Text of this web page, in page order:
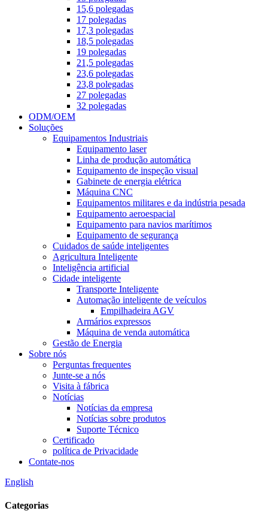
15,6 polegadas
17 polegadas
17,3 polegadas
18,5 polegadas
19 polegadas
21,5 polegadas
23,6 polegadas
23,8 polegadas
27 polegadas
32 polegadas
ODM/OEM
Soluções
Equipamentos Industriais
Equipamento laser
Linha de produção automática
Equipamento de inspeção visual
Gabinete de energia elétrica
Máquina CNC
Equipamentos militares e da indústria pesada
Equipamento aeroespacial
Equipamento para navios marítimos
Equipamento de segurança
Cuidados de saúde inteligentes
Agricultura Inteligente
Inteligência artificial
Cidade inteligente
Transporte Inteligente
Automação inteligente de veículos
Empilhadeira AGV
Armários expressos
Máquina de venda automática
Gestão de Energia
Sobre nós
Perguntas frequentes
Junte-se a nós
Visita à fábrica
Notícias
Notícias da empresa
Notícias sobre produtos
Suporte Técnico
Certificado
política de Privacidade
Contate-nos
English
Categorias